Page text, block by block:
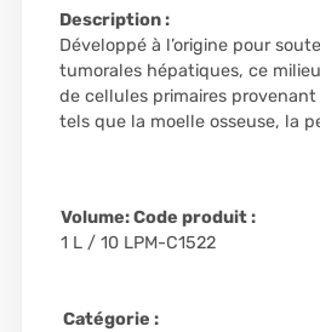
Description :
Développé à l’origine pour
tumorales hépatiques, ce
de cellules primaires
tels que la moelle osseuse, la
Volume:
1 L / 10 L
Code produit :
PM-C1522
Catégorie :